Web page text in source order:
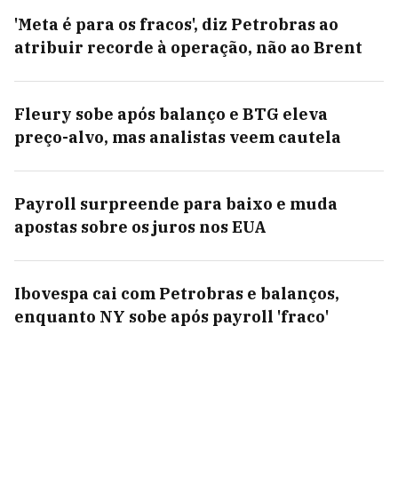
'Meta é para os fracos', diz Petrobras ao
atribuir recorde à operação, não ao Brent
Fleury sobe após balanço e BTG eleva
preço-alvo, mas analistas veem cautela
Payroll surpreende para baixo e muda
apostas sobre os juros nos EUA
Ibovespa cai com Petrobras e balanços,
enquanto NY sobe após payroll 'fraco'